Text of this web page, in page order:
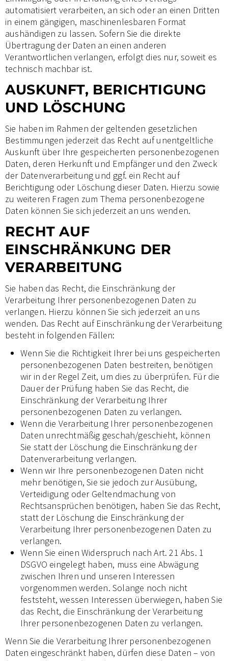
automatisiert verarbeiten, an sich oder an einen Dritten
in einem gängigen, maschinenlesbaren Format
aushändigen zu lassen. Sofern Sie die direkte
Übertragung der Daten an einen anderen
Verantwortlichen verlangen, erfolgt dies nur, soweit es
technisch machbar ist.
AUSKUNFT, BERICHTIGUNG
UND LÖSCHUNG
Sie haben im Rahmen der geltenden gesetzlichen
Bestimmungen jederzeit das Recht auf unentgeltliche
Auskunft über Ihre gespeicherten personenbezogenen
Daten, deren Herkunft und Empfänger und den Zweck
der Datenverarbeitung und ggf. ein Recht auf
Berichtigung oder Löschung dieser Daten. Hierzu sowie
zu weiteren Fragen zum Thema personenbezogene
Daten können Sie sich jederzeit an uns wenden.
RECHT AUF
EINSCHRÄNKUNG DER
VERARBEITUNG
Sie haben das Recht, die Einschränkung der
Verarbeitung Ihrer personenbezogenen Daten zu
verlangen. Hierzu können Sie sich jederzeit an uns
wenden. Das Recht auf Einschränkung der Verarbeitung
besteht in folgenden Fällen:
Wenn Sie die Richtigkeit Ihrer bei uns gespeicherten
personenbezogenen Daten bestreiten, benötigen
wir in der Regel Zeit, um dies zu überprüfen. Für die
Dauer der Prüfung haben Sie das Recht, die
Einschränkung der Verarbeitung Ihrer
personenbezogenen Daten zu verlangen.
Wenn die Verarbeitung Ihrer personenbezogenen
Daten unrechtmäßig geschah/geschieht, können
Sie statt der Löschung die Einschränkung der
Datenverarbeitung verlangen.
Wenn wir Ihre personenbezogenen Daten nicht
mehr benötigen, Sie sie jedoch zur Ausübung,
Verteidigung oder Geltendmachung von
Rechtsansprüchen benötigen, haben Sie das Recht,
statt der Löschung die Einschränkung der
Verarbeitung Ihrer personenbezogenen Daten zu
verlangen.
Wenn Sie einen Widerspruch nach Art. 21 Abs. 1
DSGVO eingelegt haben, muss eine Abwägung
zwischen Ihren und unseren Interessen
vorgenommen werden. Solange noch nicht
feststeht, wessen Interessen überwiegen, haben Sie
das Recht, die Einschränkung der Verarbeitung
Ihrer personenbezogenen Daten zu verlangen.
Wenn Sie die Verarbeitung Ihrer personenbezogenen
Daten eingeschränkt haben, dürfen diese Daten – von